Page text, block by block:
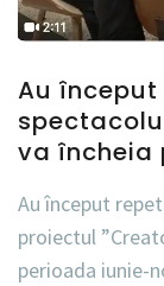
Au
va încheia
Au început
proiectul
perioada iunie-